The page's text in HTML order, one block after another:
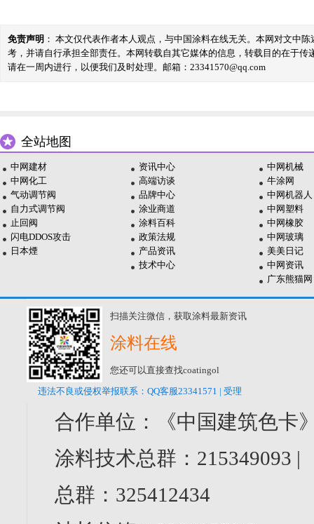
免责声明 ： 本文仅代表作者本人观点，与中国涂料在线无关。本网对文中
考，并请自行承担全部责任。本网转载自其它媒体的信息，转载目的在于
请在一周内进行，以便我们及时处理。邮箱：23341570@qq.com
全站地图
中网建材
中网化工
气动调节阀
自力式调节阀
止回阀
闪电DDOS攻击
日本煙
资讯中心
高端访谈
品牌中心
涂业商道
涂料百科
政策法规
产品资讯
技术中心
中网机械
牛涂网
中网机器人
中网塑料
中网橡胶
中网玻璃
美美日记
中网资讯
广东熊猫网
扫描关注微信，获取涂料最新资讯
涂料在线
您还可以直接查找coatingol
违法不良或侵权举报联系：QQ客服23341571 | 受理
合作单位：《中国建筑色卡
涂料技术总群：
总群：325412434